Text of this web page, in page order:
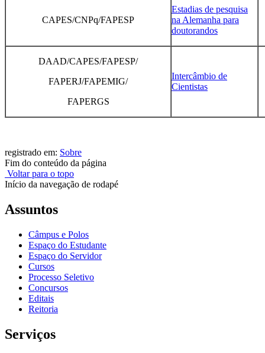
CAPES/CNPq/FAPESP
Estadias de pesquisa
na Alemanha para
doutorandos
DAAD/CAPES/FAPESP/
FAPERJ/FAPEMIG/
FAPERGS
Intercâmbio de
Cientistas
registrado em: Sobre
Fim do conteúdo da página
Voltar para o topo
Início da navegação de rodapé
Assuntos
Câmpus e Polos
Espaço do Estudante
Espaço do Servidor
Cursos
Processo Seletivo
Concursos
Editais
Reitoria
Serviços